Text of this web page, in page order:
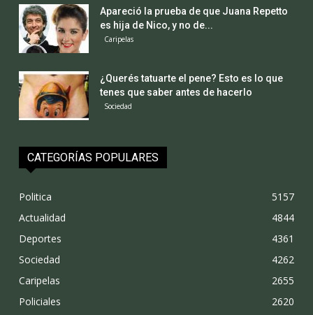
Apareció la prueba de que Juana Repetto
es hija de Nico, y no de...
Caripelas
¿Querés tatuarte el pene? Esto es lo que
tenes que saber antes de hacerlo
Sociedad
CATEGORÍAS POPULARES
Politica
5157
Actualidad
4844
Deportes
4361
Sociedad
4262
Caripelas
2655
Policiales
2620